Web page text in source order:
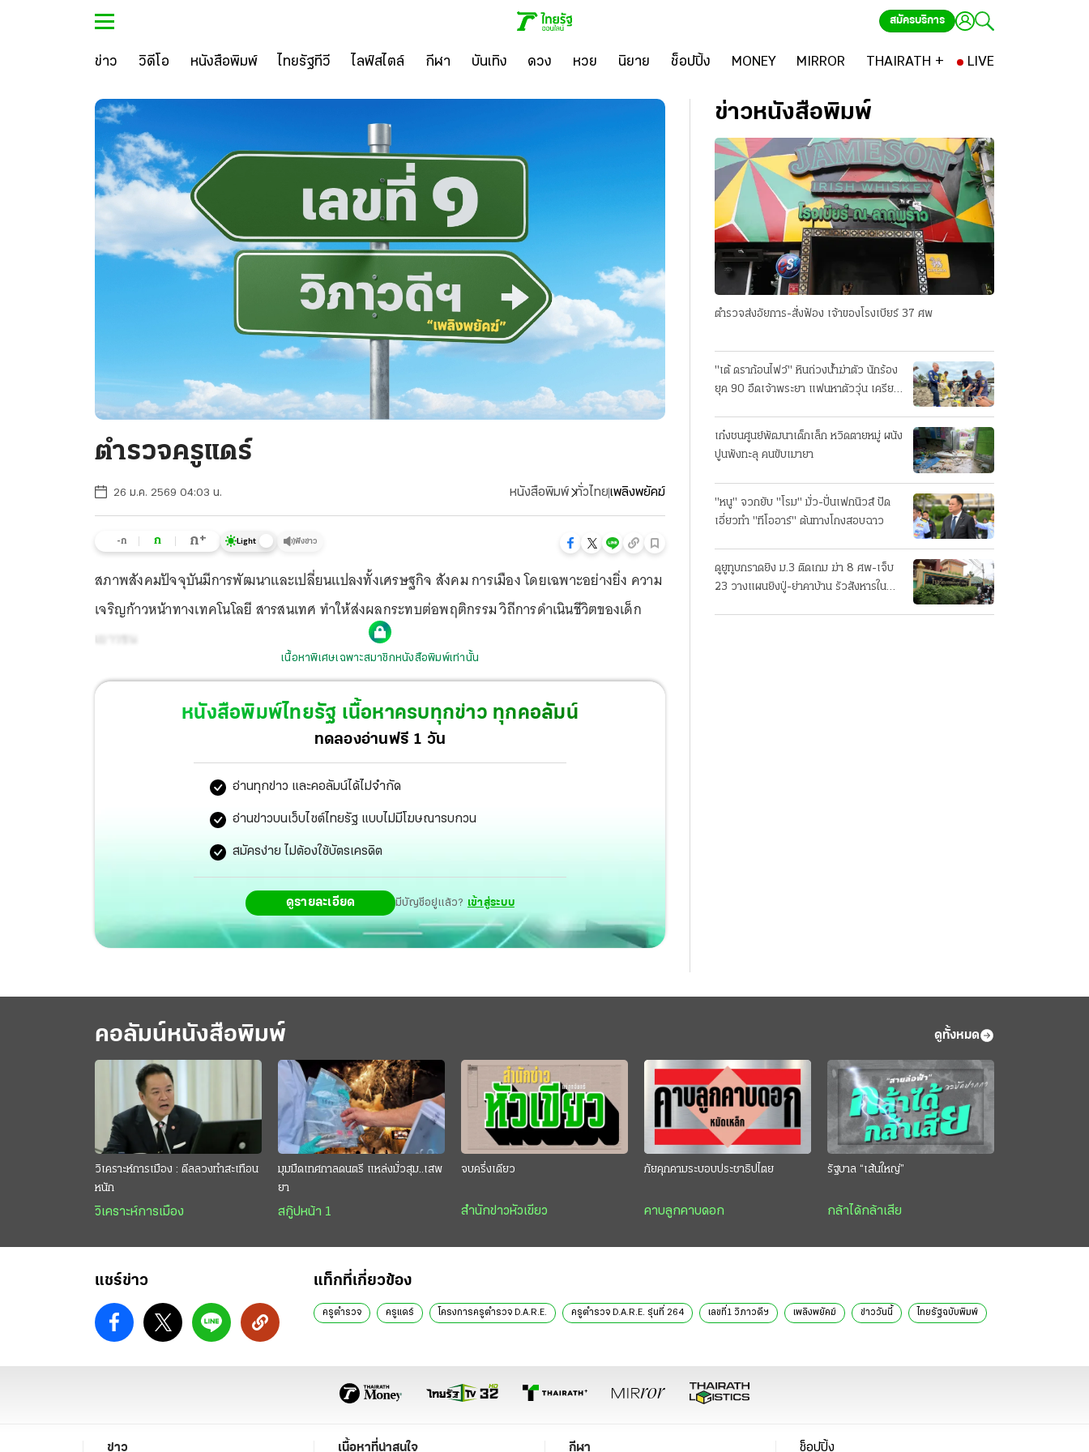
สมัครบริการ
ข่าว วิดีโอ หนังสือพิมพ์ ไทยรัฐทีวี ไลฟ์สไตล์ กีฬา บันเทิง ดวง หวย นิยาย ช็อปปิ้ง MONEY MIRROR THAIRATH + LIVE
ตำรวจครูแดร์
26 ม.ค. 2569 04:03 น. หนังสือพิมพ์ ทั่วไทยเพลิงพยัคฆ์
-ก ก ก+ Light ฟังข่าว
สภาพสังคมปัจจุบันมีการพัฒนาและเปลี่ยนแปลงทั้งเศรษฐกิจ สังคม การเมือง โดยเฉพาะอย่างยิ่ง ความ
เจริญก้าวหน้าทางเทคโนโลยี สารสนเทศ ทำให้ส่งผลกระทบต่อพฤติกรรม วิถีการดำเนินชีวิตของเด็ก
เยาวชน
เนื้อหาพิเศษเฉพาะสมาชิกหนังสือพิมพ์เท่านั้น
หนังสือพิมพ์ไทยรัฐ เนื้อหาครบทุกข่าว ทุกคอลัมน์
ทดลองอ่านฟรี 1 วัน
อ่านทุกข่าว และคอลัมน์ได้ไม่จำกัด
อ่านข่าวบนเว็บไซต์ไทยรัฐ แบบไม่มีโฆษณารบกวน
สมัครง่าย ไม่ต้องใช้บัตรเครดิต
ดูรายละเอียด มีบัญชีอยู่แล้ว? เข้าสู่ระบบ
ข่าวหนังสือพิมพ์
ตำรวจส่งอัยการ-สั่งฟ้อง เจ้าของโรงเบียร์ 37 ศพ
"เต้ ดราก้อนไฟว์" หินถ่วงน้ำฆ่าตัว นักร้อง
ยุค 90 อืดเจ้าพระยา แฟนหาตัววุ่น เครียด
เก๋งชนศูนย์พัฒนาเด็กเล็ก หวิดตายหมู่ ผนัง
ปูนพังทะลุ คนขับเมายา
"หนู" จวกยับ "โรม" มั่ว-ปั่นเฟกนิวส์ ปัด
เอี่ยวทํา "ทีโออาร์" ต้นทางโกงสอบฉาว
ดูยูทูบกราดยิง ม.3 ติดเกม ฆ่า 8 ศพ-เจ็บ
23 วางแผนยิงปู่-ย่าคาบ้าน รัวสังหารใน
คอลัมน์หนังสือพิมพ์ ดูทั้งหมด
วิเคราะห์การเมือง : ดีลลวงทำสะเทือน
หนัก
วิเคราะห์การเมือง
มุมมืดเทศกาลดนตรี แหล่งมั่วสุม..เสพ
ยา
สกู๊ปหน้า 1
จบครึ่งเดียว
สำนักข่าวหัวเขียว
ภัยคุกคามระบอบประชาธิปไตย
คาบลูกคาบดอก
รัฐบาล “เส้นใหญ่”
กล้าได้กล้าเสีย
แชร์ข่าว แท็กที่เกี่ยวข้อง
ครูตำรวจ ครูแดร์ โครงการครูตำรวจ D.A.R.E. ครูตำรวจ D.A.R.E. รุ่นที่ 264 เลขที่1 วิภาวดีฯ เพลิงพยัคฆ์ ข่าววันนี้ ไทยรัฐฉบับพิมพ์
ข่าว เนื้อหาที่น่าสนใจ กีฬา ช็อปปิ้ง